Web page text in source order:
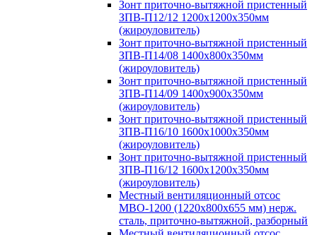
Зонт приточно-вытяжной пристенный
ЗПВ-П12/12 1200х1200х350мм
(жироуловитель)
Зонт приточно-вытяжной пристенный
ЗПВ-П14/08 1400х800х350мм
(жироуловитель)
Зонт приточно-вытяжной пристенный
ЗПВ-П14/09 1400х900х350мм
(жироуловитель)
Зонт приточно-вытяжной пристенный
ЗПВ-П16/10 1600х1000х350мм
(жироуловитель)
Зонт приточно-вытяжной пристенный
ЗПВ-П16/12 1600х1200х350мм
(жироуловитель)
Местный вентиляционный отсос
МВО-1200 (1220х800х655 мм) нерж.
сталь, приточно-вытяжной, разборный